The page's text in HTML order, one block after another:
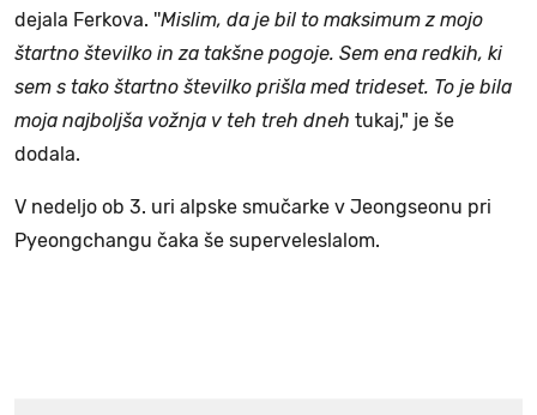
dejala Ferkova. ''Mislim, da je bil to maksimum z mojo
štartno številko in za takšne pogoje. Sem ena redkih, ki
sem s tako štartno številko prišla med trideset. To je bila
moja najboljša vožnja v teh treh dneh tukaj," je še
dodala.
V nedeljo ob 3. uri alpske smučarke v Jeongseonu pri
Pyeongchangu čaka še superveleslalom.